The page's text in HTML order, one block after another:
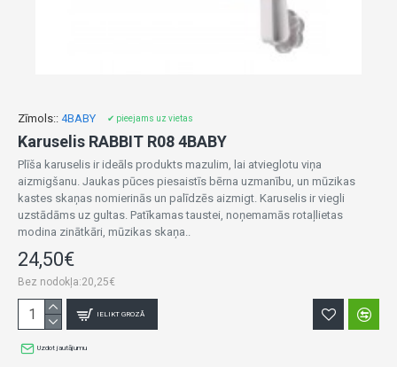
Zīmols:: 4BABY ✔ pieejams uz vietas
Karuselis RABBIT R08 4BABY
Plīša karuselis ir ideāls produkts mazulim, lai atvieglotu viņa
aizmigšanu. Jaukas pūces piesaistīs bērna uzmanību, un mūzikas
kastes skaņas nomierinās un palīdzēs aizmigt. Karuselis ir viegli
uzstādāms uz gultas. Patīkamas taustei, noņemamās rotaļlietas
modina zinātkāri, mūzikas skaņa..
24,50€
Bez nodokļa:20,25€
IELIKT GROZĀ
Uzdot jautājumu